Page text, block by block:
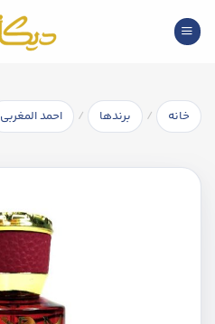
content
خانه / برندها / احمد المغربی